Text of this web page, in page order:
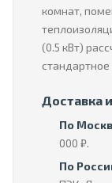
комнат,
(0.5 кВт)
Доставка
По
000 ₽.
По